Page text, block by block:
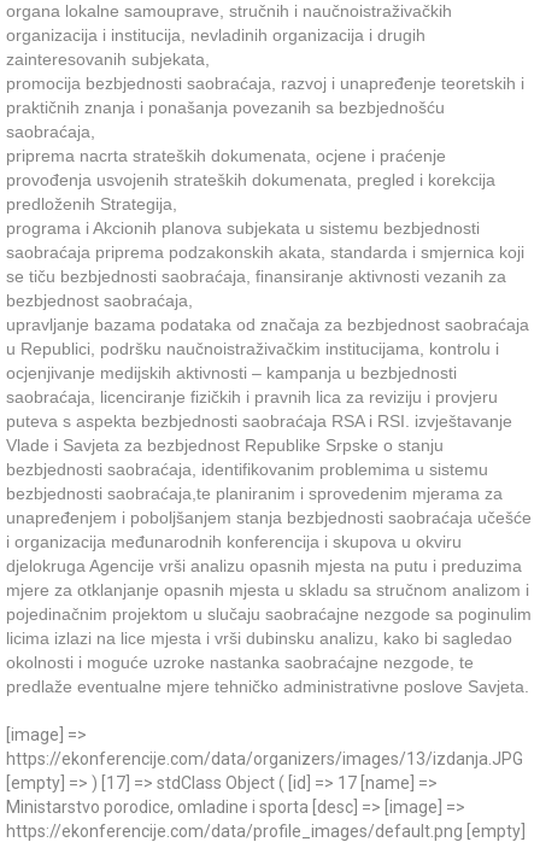
organa lokalne samouprave, stručnih i naučnoistraživačkih
organizacija i institucija, nevladinih organizacija i drugih
zainteresovanih subjekata,
promocija bezbjednosti saobraćaja, razvoj i unapređenje teoretskih i
praktičnih znanja i ponašanja povezanih sa bezbjednošću
saobraćaja,
priprema nacrta strateških dokumenata, ocjene i praćenje
provođenja usvojenih strateških dokumenata, pregled i korekcija
predloženih Strategija,
programa i Akcionih planova subjekata u sistemu bezbjednosti
saobraćaja priprema podzakonskih akata, standarda i smjernica koji
se tiču bezbjednosti saobraćaja, finansiranje aktivnosti vezanih za
bezbjednost saobraćaja,
upravljanje bazama podataka od značaja za bezbjednost saobraćaja
u Republici, podršku naučnoistraživačkim institucijama, kontrolu i
ocjenjivanje medijskih aktivnosti – kampanja u bezbjednosti
saobraćaja, licenciranje fizičkih i pravnih lica za reviziju i provjeru
puteva s aspekta bezbjednosti saobraćaja RSA i RSI. izvještavanje
Vlade i Savjeta za bezbjednost Republike Srpske o stanju
bezbjednosti saobraćaja, identifikovanim problemima u sistemu
bezbjednosti saobraćaja,te planiranim i sprovedenim mjerama za
unapređenjem i poboljšanjem stanja bezbjednosti saobraćaja učešće
i organizacija međunarodnih konferencija i skupova u okviru
djelokruga Agencije vrši analizu opasnih mjesta na putu i preduzima
mjere za otklanjanje opasnih mjesta u skladu sa stručnom analizom i
pojedinačnim projektom u slučaju saobraćajne nezgode sa poginulim
licima izlazi na lice mjesta i vrši dubinsku analizu, kako bi sagledao
okolnosti i moguće uzroke nastanka saobraćajne nezgode, te
predlaže eventualne mjere tehničko administrativne poslove Savjeta.
[image] =>
https://ekonferencije.com/data/organizers/images/13/izdanja.JPG
[empty] => ) [17] => stdClass Object ( [id] => 17 [name] =>
Ministarstvo porodice, omladine i sporta [desc] => [image] =>
https://ekonferencije.com/data/profile_images/default.png [empty]